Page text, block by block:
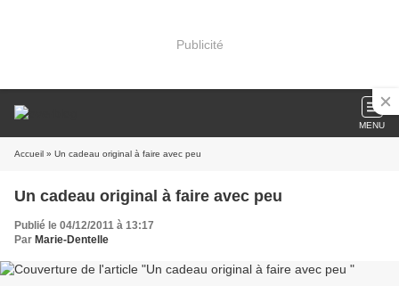
Publicité
MENU
Accueil » Un cadeau original à faire avec peu
Un cadeau original à faire avec peu
Publié le 04/12/2011 à 13:17
Par Marie-Dentelle